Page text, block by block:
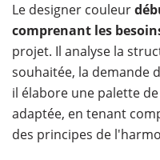
Le designer couleur
comprenant les
projet. Il analyse la
souhaitée, la demande
il élabore une palette
adaptée, en tenant
des principes de